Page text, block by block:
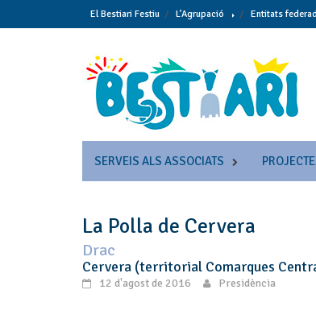
to
El Bestiari Festiu L’Agrupació Entitats
SERVEIS ALS ASSOCIATS
La Polla de Cervera
Drac
Cervera (territorial Comarques
12 d'agost de 2016 Presidència